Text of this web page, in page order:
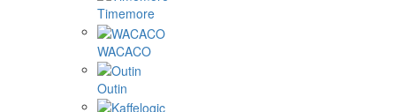
Timemore
WACACO
Outin